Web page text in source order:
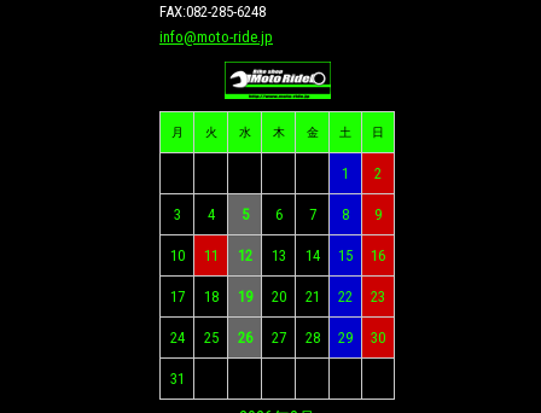
FAX:082-285-6248
info@moto-ride.jp
月 火 水 木 金 土 日
1 2
3 4 5 6 7 8 9
10 11 12 13 14 15 16
17 18 19 20 21 22 23
24 25 26 27 28 29 30
31